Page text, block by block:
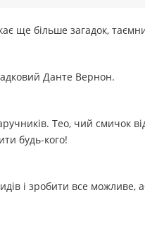
ще більше загадок,
Данте Вернон.
Тео, чий смичок
будь-кого!
і зробити все можливе,